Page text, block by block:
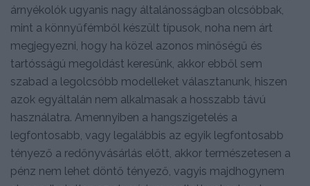
árnyékolók ugyanis nagy általánosságban olcsóbbak,
mint a könnyűfémből készült típusok, noha nem árt
megjegyezni, hogy ha közel azonos minőségű és
tartósságú megoldást keresünk, akkor ebből sem
szabad a legolcsóbb modelleket választanunk, hiszen
azok egyáltalán nem alkalmasak a hosszabb távú
használatra. Amennyiben a hangszigetelés a
legfontosabb, vagy legalábbis az egyik legfontosabb
tényező a redőnyvásárlás előtt, akkor természetesen a
pénz nem lehet döntő tényező, vagyis majdhogynem